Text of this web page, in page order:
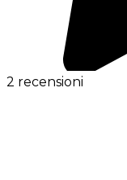
2 recensioni